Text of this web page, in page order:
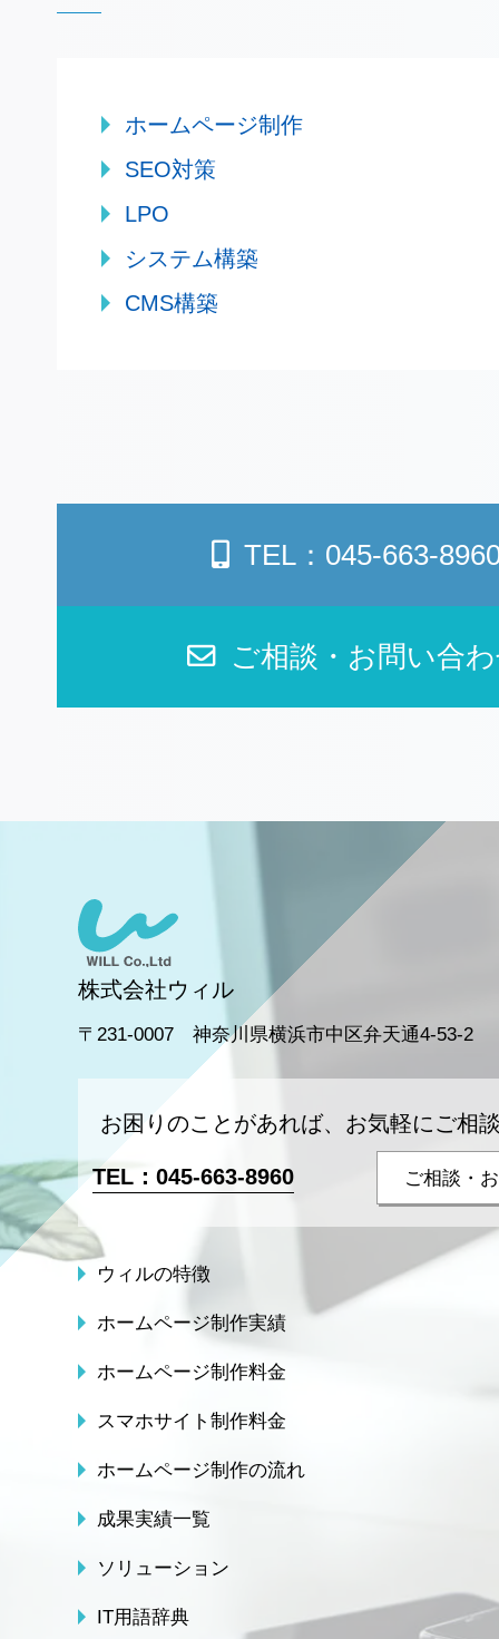
ホームページ制作
SEO対策
LPO
システム構築
CMS構築
TEL：045-663-
ご相談・お問い合
株式会社ウィル
〒231-0007 神奈川県横浜市中区弁天通4-53-2
お困りのことがあれば、お気軽にご相
TEL： 045-663-8960 ご相談・
ウィルの特徴
ホームページ制作実績
ホームページ制作料金
スマホサイト制作料金
ホームページ制作の流れ
成果実績一覧
ソリューション
IT用語辞典